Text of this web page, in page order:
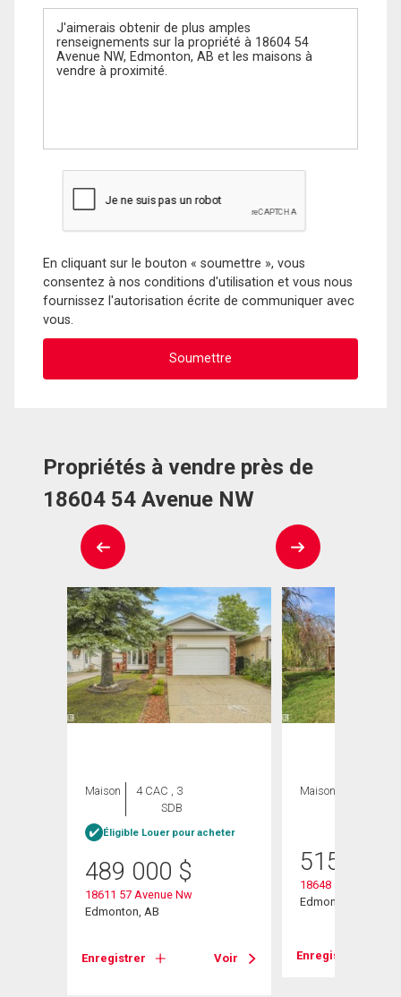
Message
En cliquant sur le bouton « soumettre », vous
consentez à nos conditions d'utilisation et vous nous
fournissez l'autorisation écrite de communiquer avec
vous.
Propriétés à vendre près de
18604 54 Avenue NW
Maison
4 CAC , 3
SDB
Éligible Louer pour acheter
489 000 $
18611 57 Avenue Nw
Edmonton, AB
Enregistrer Voir
Maison
515 000
18648 57 Avenue
Edmonton, AB
Enregistrer